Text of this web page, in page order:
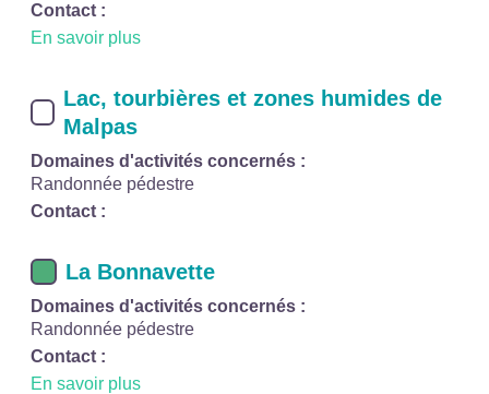
Contact :
En savoir plus
Lac, tourbières et zones humides de
Malpas
Domaines d'activités concernés :
Randonnée pédestre
Contact :
La Bonnavette
Domaines d'activités concernés :
Randonnée pédestre
Contact :
En savoir plus